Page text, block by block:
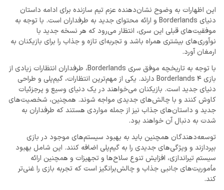
این اظهارات به وضوح نشان‌دهنده عزم تیم سازنده برای ادامه داستان
دنیای Borderlands و ارائه محتوای جدید به طرفداران است. با توجه به
موفقیت‌های قبلی این سری، انتظار می‌رود که هر نسخه جدید با
نوآوری‌های بیشتری همراه باشد و تجربه‌ای تازه و جذاب را برای بازیکنان به
ارمغان آورد.
با توجه به تاریخچه موفق سری Borderlands، طرفداران انتظارات زیادی از
بازی Borderlands 4 دارند. یکی از مهم‌ترین انتظارات، گیم‌پلی و طراحی
دنیای جدید است. بازیکنان می‌خواهند در یک دنیای وسیع و پرجزئیات
کاوش کنند و با چالش‌های جدیدی مواجه شوند. همچنین، شخصیت‌های
جدید و داستان‌های جذاب نیز از جمله مواردی هستند که طرفداران به
شدت به دنبال آن خواهند بود.
توسعه‌دهندگان همچنین باید به بهبود سیستم‌های موجود در بازی
بپردازند و ویژگی‌های جدیدی را به گیم‌پلی اضافه کنند. این شامل بهبود
سیستم تیراندازی، افزایش تنوع سلاح‌ها و تجهیزات و همچنین ارائه
مأموریت‌های جانبی جذاب و چالش‌برانگیز است که تجربه بازی را غنی‌تر
کند.